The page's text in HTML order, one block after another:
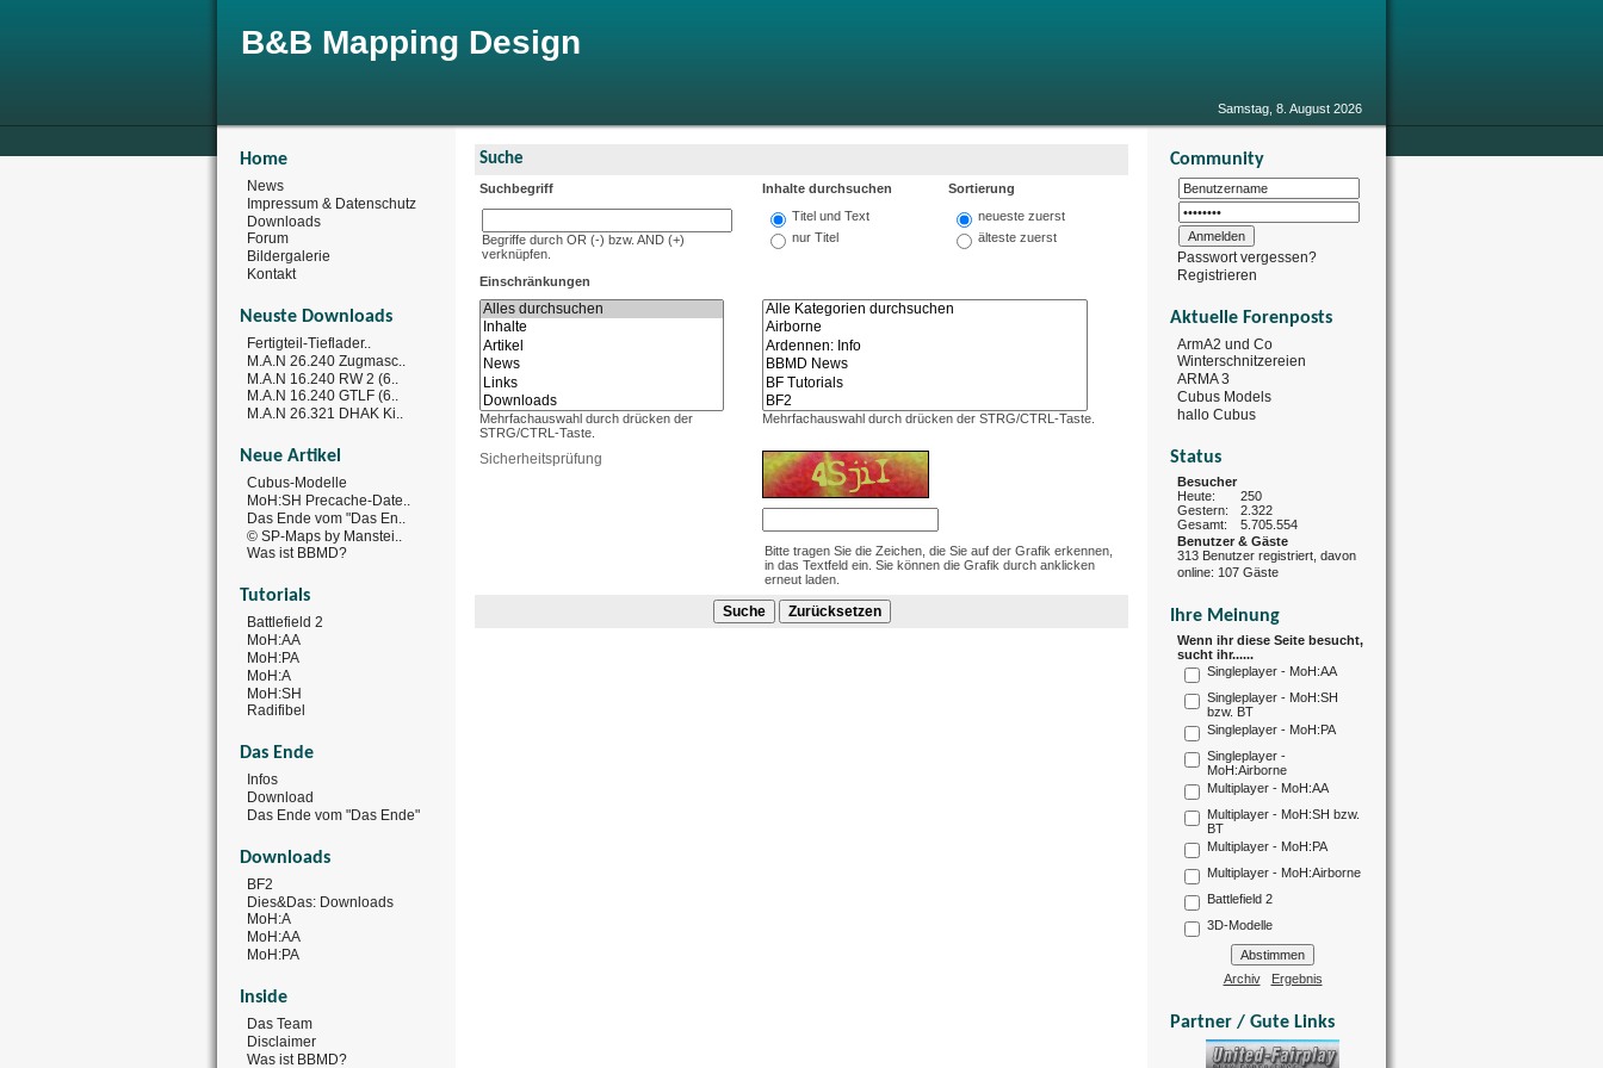
B&B Mapping Design
Samstag, 8. August 2026
Home
News
Impressum & Datenschutz
Downloads
Forum
Bildergalerie
Kontakt
Neuste Downloads
Fertigteil-Tieflader..
M.A.N 26.240 Zugmasc..
M.A.N 16.240 RW 2 (6..
M.A.N 16.240 GTLF (6..
M.A.N 26.321 DHAK Ki..
Neue Artikel
Cubus-Modelle
MoH:SH Precache-Date..
Das Ende vom "Das En..
© SP-Maps by Manstei..
Was ist BBMD?
Tutorials
Battlefield 2
MoH:AA
MoH:PA
MoH:A
MoH:SH
Radifibel
Das Ende
Infos
Download
Das Ende vom "Das Ende"
Downloads
BF2
Dies&Das: Downloads
MoH:A
MoH:AA
MoH:PA
Inside
Das Team
Disclaimer
Was ist BBMD?
Suche
Suchbegriff Inhalte durchsuchen Sortierung
Begriffe durch OR (-) bzw. AND (+)
verknüpfen.
Titel und Text
nur Titel
neueste zuerst
älteste zuerst
Einschränkungen
Mehrfachauswahl durch drücken der
STRG/CTRL-Taste.
Mehrfachauswahl durch drücken der STRG/CTRL-Taste.
Sicherheitsprüfung
Bitte tragen Sie die Zeichen, die Sie auf der Grafik erkennen,
in das Textfeld ein. Sie können die Grafik durch anklicken
erneut laden.
Community
Passwort vergessen?
Registrieren
Aktuelle Forenposts
ArmA2 und Co
Winterschnitzereien
ARMA 3
Cubus Models
hallo Cubus
Status
Besucher
Heute:
250
Gestern:
2.322
Gesamt:
5.705.554
Benutzer & Gäste
313 Benutzer registriert, davon
online: 107 Gäste
Ihre Meinung
Wenn ihr diese Seite besucht,
sucht ihr......
Singleplayer - MoH:AA
Singleplayer - MoH:SH
bzw. BT
Singleplayer - MoH:PA
Singleplayer -
MoH:Airborne
Multiplayer - MoH:AA
Multiplayer - MoH:SH bzw.
BT
Multiplayer - MoH:PA
Multiplayer - MoH:Airborne
Battlefield 2
3D-Modelle
Archiv Ergebnis
Partner / Gute Links